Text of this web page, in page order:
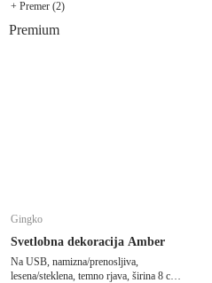
+ Premer (2)
Premium
Gingko
Svetlobna dekoracija Amber
Na USB, namizna/prenosljiva,
lesena/steklena, temno rjava, širina 8 cm,